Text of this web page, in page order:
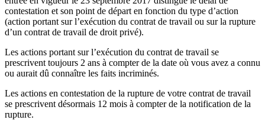
contestation et son point de départ en fonction du type d’action
(action portant sur l’exécution du contrat de travail ou sur la rupture
d’un contrat de travail de droit privé).
Les actions portant sur l’exécution du contrat de travail se
prescrivent toujours 2 ans à compter de la date où vous avez a connu
ou aurait dû connaître les faits incriminés.
Les actions en contestation de la rupture de votre contrat de travail
se prescrivent désormais 12 mois à compter de la notification de la
rupture.